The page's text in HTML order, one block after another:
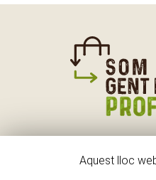
Aquest lloc